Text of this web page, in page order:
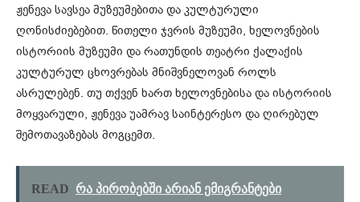
ჟენევა სავსეა მუზეუმებითა და კულტურული
ღონისძიებებით. წითელი ჯვრის მუზეუმი, ხელოვნების
ისტორიის მუზეუმი და რათუნდის თეატრი ქალაქის
კულტურულ ცხოვრებას მნიშვნელოვან როლს
ასრულებენ. თუ თქვენ ხართ ხელოვნებისა და ისტორიის
მოყვარული, ჟენევა უამრავ საინტერესო და ღირებულ
შემოთავაზებას მოგცემთ.
READ რა პირობებში არიან ემიგრანტები